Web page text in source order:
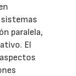
paralela,
El